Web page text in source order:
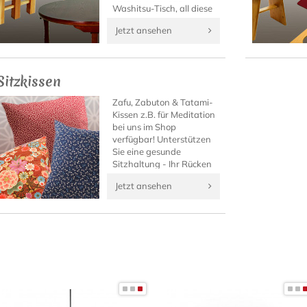
Washitsu-Tisch, all diese
finden Sie in dieser Rubrik
Jetzt ansehen
Zafu, Zabuton & Tatami-
Kissen z.B. für Meditation
bei uns im Shop
verfügbar! Unterstützen
Sie eine gesunde
Sitzhaltung - Ihr Rücken
Jetzt ansehen